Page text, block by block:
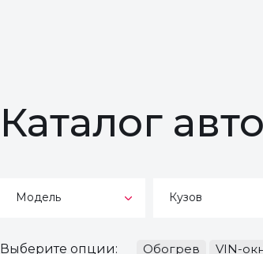
Каталог
Модель Кузов
Выберите опции: Обогрев VIN-